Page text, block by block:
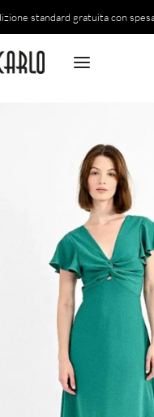
standard gratuita con